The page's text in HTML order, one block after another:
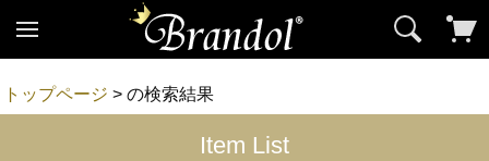
トップページ > の検索結果
Item List